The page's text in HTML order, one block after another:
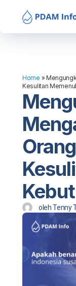
Home »
Kesulitan
olehTenny